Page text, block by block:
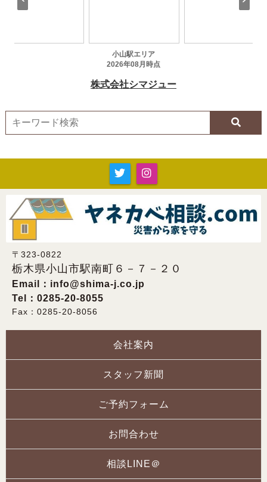
〒323-0822
栃木県小山市駅南町６－７－２０
Email： info@shima-j.co.jp
Tel：0285-20-8055
Fax：0285-20-8056
会社案内
スタッフ新聞
ご予約フォーム
お問合わせ
相談LINE＠